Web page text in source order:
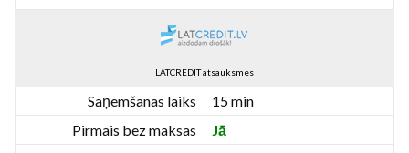
LATCREDIT atsauksmes
Saņemšanas laiks
15 min
Pirmais bez maksas
Jā